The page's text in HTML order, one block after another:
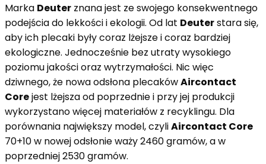
Marka Deuter znana jest ze swojego konsekwentnego
podejścia do lekkości i ekologii. Od lat Deuterstara się,
aby ich plecaki były coraz lżejsze i coraz bardziej
ekologiczne. Jednocześnie bez utraty wysokiego
poziomu jakości oraz wytrzymałości. Nic więc
dziwnego, że nowa odsłona plecakówAircontact
Corejest lżejsza od poprzednie i przy jej produkcji
wykorzystano więcej materiałów z recyklingu. Dla
porównania największy model, czyliAircontact Core
70+10 w nowej odsłonie waży 2460 gramów, a w
poprzedniej 2530 gramów.